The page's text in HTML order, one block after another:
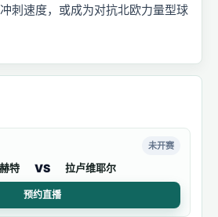
刺速度，或成为对抗北欧力量型球
特 VS 拉卢维耶尔
未开赛
预约直播